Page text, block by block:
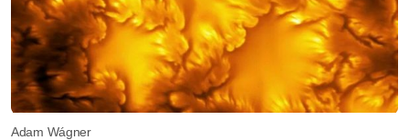
Adam Wágner